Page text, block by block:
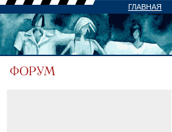
ГЛАВНАЯ